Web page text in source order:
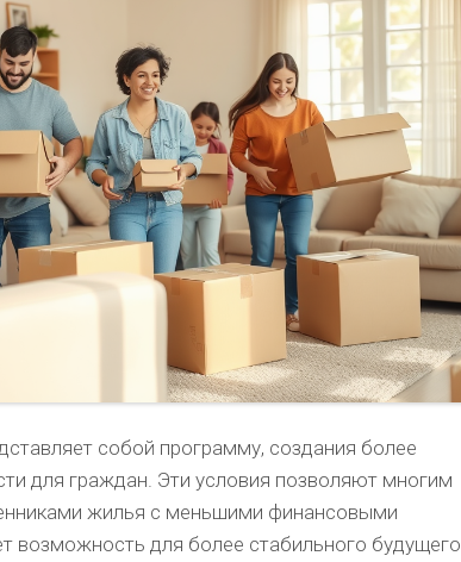
собой программу, создания более
для граждан. Эти условия позволяют многим
жилья с меньшими финансовыми
возможность для более стабильного будущего.